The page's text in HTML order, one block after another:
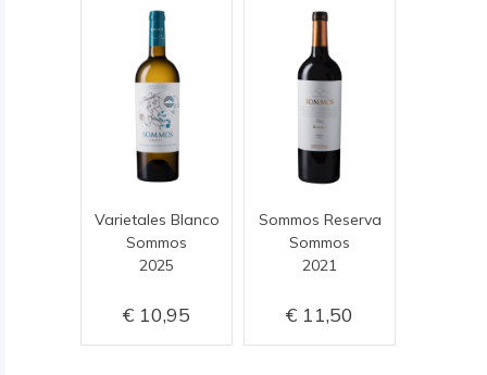
Varietales Blanco
Sommos
2025
10,95
Sommos Reserva
Sommos
2021
11,50